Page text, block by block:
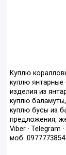
Куплю
куплю янтарные
изделия из
куплю
куплю бусы из
предложения,
Viber · Telegram
моб. 0977773854